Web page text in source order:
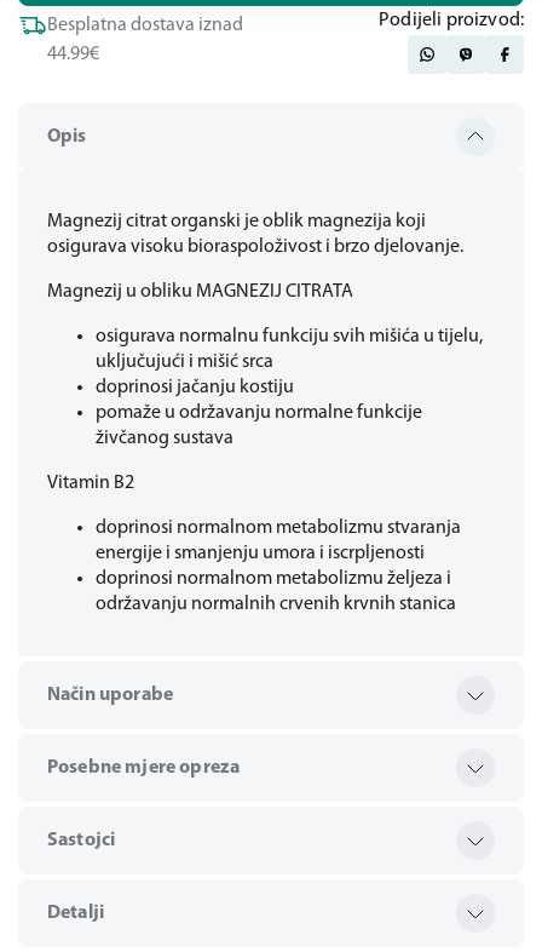
Opis
Magnezij citrat organski je oblik magnezija koji
osigurava visoku bioraspoloživost i brzo djelovanje.
Magnezij u obliku MAGNEZIJ CITRATA
osigurava normalnu funkciju svih mišića u tijelu,
uključujući i mišić srca
doprinosi jačanju kostiju
pomaže u održavanju normalne funkcije
živčanog sustava
Vitamin B2
doprinosi normalnom metabolizmu stvaranja
energije i smanjenju umora i iscrpljenosti
doprinosi normalnom metabolizmu željeza i
održavanju normalnih crvenih krvnih stanica
Način uporabe
Posebne mjere opreza
Sastojci
Detalji
Besplatna dostava iznad
44.99€
Podijeli proizvod: